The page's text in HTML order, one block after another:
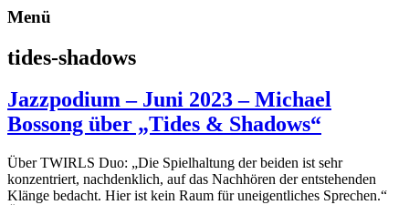
Menü
tides-shadows
Jazzpodium – Juni 2023 – Michael
Bossong über „Tides & Shadows“
Über TWIRLS Duo: „Die Spielhaltung der beiden ist sehr
konzentriert, nachdenklich, auf das Nachhören der entstehenden
Klänge bedacht. Hier ist kein Raum für uneigentliches Sprechen.“